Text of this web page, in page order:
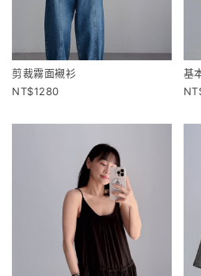
剪裁霧面襯衫
1280
基